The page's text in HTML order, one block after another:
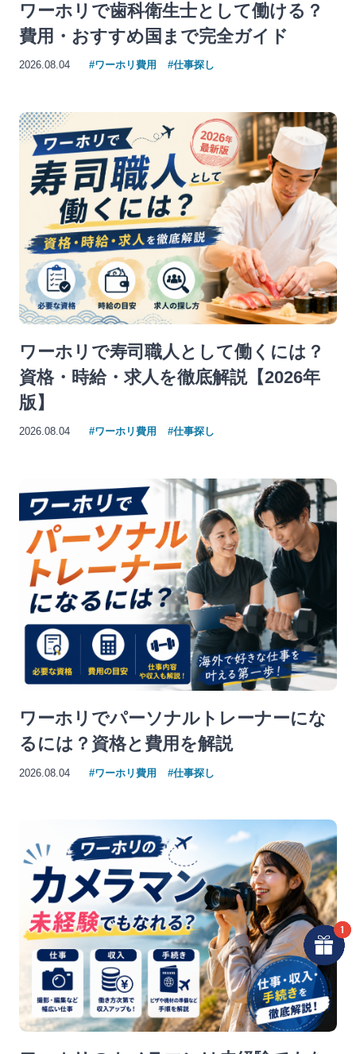
ワーホリで歯科衛生士として働ける？
費用・おすすめ国まで完全ガイド
2026.08.04 #ワーホリ費用 #仕事探し
ワーホリで寿司職人として働くには？
資格・時給・求人を徹底解説【2026年
版】
2026.08.04 #ワーホリ費用 #仕事探し
ワーホリでパーソナルトレーナーにな
るには？資格と費用を解説
2026.08.04 #ワーホリ費用 #仕事探し